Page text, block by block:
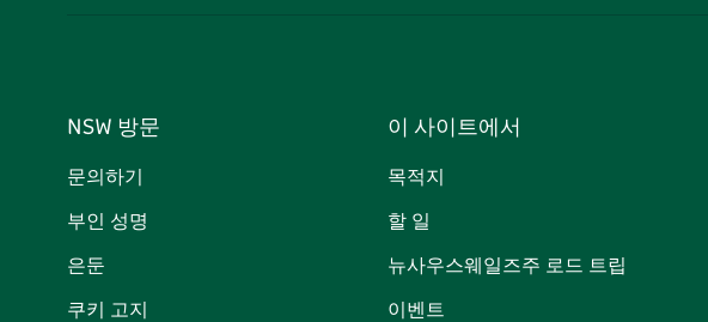
NSW 방문
문의하기
부인 성명
은둔
쿠키 고지
이 사이트에서
목적지
할 일
뉴사우스웨일즈주 로드 트립
이벤트